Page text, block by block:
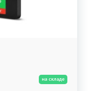
на складе